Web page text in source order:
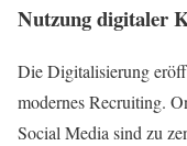
Nutzung digitaler
Die Digitalisierung
modernes Recruiting.
Social Media sind zu